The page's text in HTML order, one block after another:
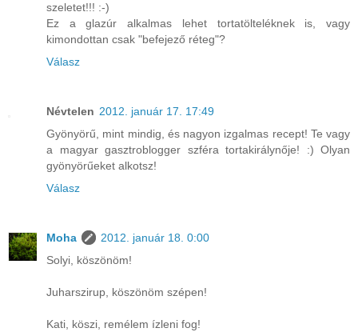
szeletet!!! :-)
Ez a glazúr alkalmas lehet tortatölteléknek is, vagy
kimondottan csak "befejező réteg"?
Válasz
Névtelen 2012. január 17. 17:49
Gyönyörű, mint mindig, és nagyon izgalmas recept! Te vagy
a magyar gasztroblogger szféra tortakirálynője! :) Olyan
gyönyörűeket alkotsz!
Válasz
Moha
2012. január 18. 0:00
Solyi, köszönöm!
Juharszirup, köszönöm szépen!
Kati, köszi, remélem ízleni fog!